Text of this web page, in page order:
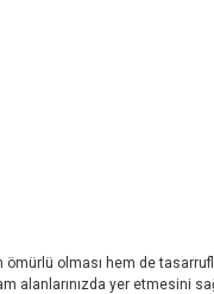
ömürlü olması hem de
alanlarınızda yer etmesini